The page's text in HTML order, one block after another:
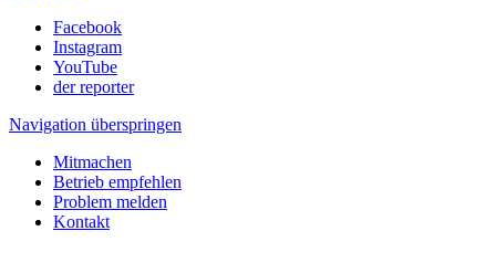
Facebook
Instagram
YouTube
der reporter
Navigation überspringen
Mitmachen
Betrieb empfehlen
Problem melden
Kontakt